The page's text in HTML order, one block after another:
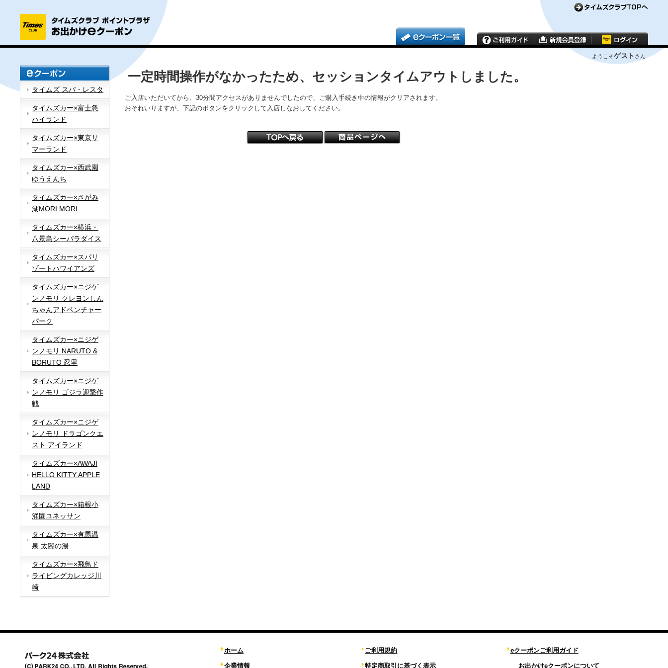
ようこそゲスト さん
タイムズ スパ・レスタ
タイムズカー×富士急
ハイランド
タイムズカー×東京サ
マーランド
タイムズカー×西武園
ゆうえんち
タイムズカー×さがみ
湖MORI MORI
タイムズカー×横浜・
八景島シーパラダイス
タイムズカー×スパリ
ゾートハワイアンズ
タイムズカー×ニジゲ
ンノモリ クレヨンしん
ちゃんアドベンチャー
パーク
タイムズカー×ニジゲ
ンノモリ NARUTO &
BORUTO 忍里
タイムズカー×ニジゲ
ンノモリ ゴジラ迎撃作
戦
タイムズカー×ニジゲ
ンノモリ ドラゴンクエ
スト アイランド
タイムズカー×AWAJI
HELLO KITTY APPLE
LAND
タイムズカー×箱根小
涌園ユネッサン
タイムズカー×有馬温
泉 太閤の湯
タイムズカー×飛鳥ド
ライビングカレッジ川
崎
一定時間操作がなかったため、セッションタイムアウトしました。
ご入店いただいてから、30分間アクセスがありませんでしたので、ご購入手続き中の情報がクリアされます。
おそれいりますが、下記のボタンをクリックして入店しなおしてください。
ホーム
企業情報
ご利用規約
特定商取引に基づく表示
eクーポンご利用ガイド
お出かけeクーポンについて